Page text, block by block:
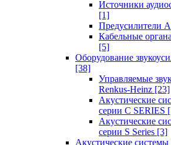
Источники
[1]
Предусилители
Кабельные
[5]
Оборудование
[38]
Управляемые
Renkus-Heinz [23]
Акустические
серии C SERIES
Акустические
серии S Series [3]
Акустические